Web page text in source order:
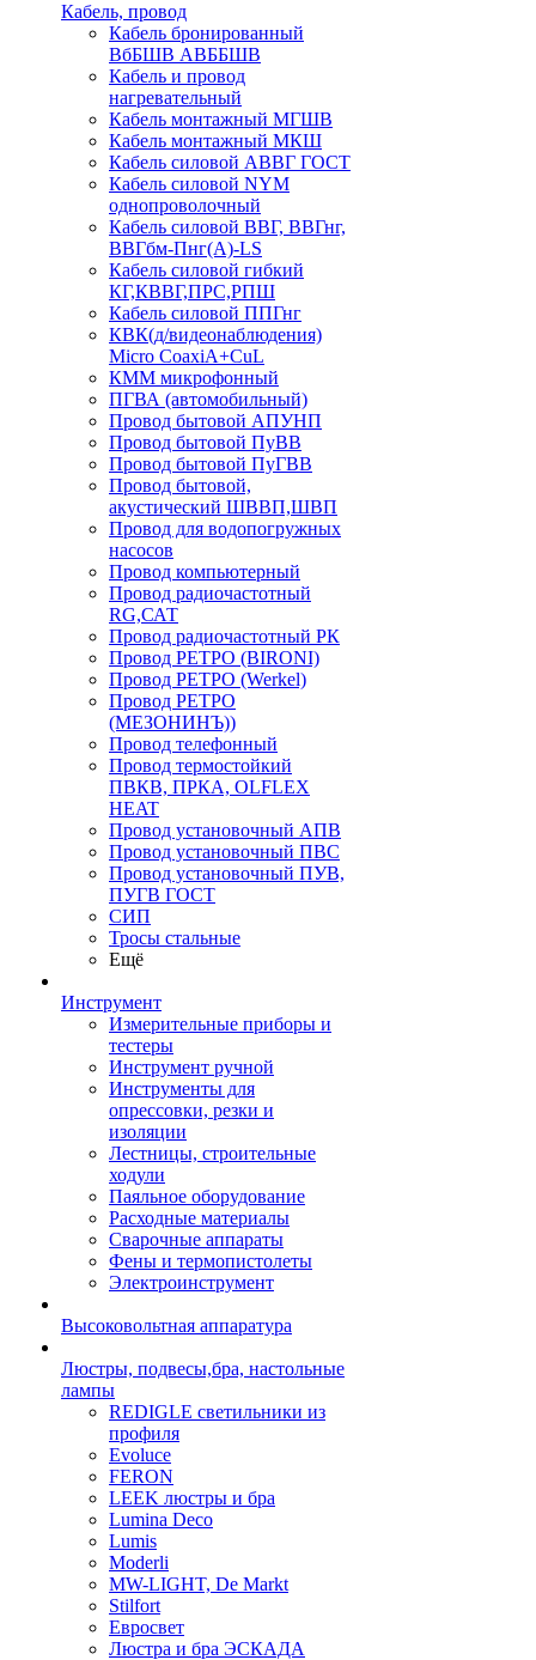
Кабель, провод
Кабель бронированный
ВбБШВ АВББШВ
Кабель и провод
нагревательный
Кабель монтажный МГШВ
Кабель монтажный МКШ
Кабель силовой АВВГ ГОСТ
Кабель силовой NYM
однопроволочный
Кабель силовой ВВГ, ВВГнг,
ВВГбм-Пнг(А)-LS
Кабель силовой гибкий
КГ,КВВГ,ПРС,РПШ
Кабель силовой ППГнг
КВК(д/видеонаблюдения)
Micro CoaxiA+CuL
КММ микрофонный
ПГВА (автомобильный)
Провод бытовой АПУНП
Провод бытовой ПуВВ
Провод бытовой ПуГВВ
Провод бытовой,
акустический ШВВП,ШВП
Провод для водопогружных
насосов
Провод компьютерный
Провод радиочастотный
RG,САТ
Провод радиочастотный РК
Провод РЕТРО (BIRONI)
Провод РЕТРО (Werkel)
Провод РЕТРО
(МЕЗОНИНЪ))
Провод телефонный
Провод термостойкий
ПВКВ, ПРКА, OLFLEX
HEAT
Провод установочный АПВ
Провод установочный ПВС
Провод установочный ПУВ,
ПУГВ ГОСТ
СИП
Тросы стальные
Ещё
Инструмент
Измерительные приборы и
тестеры
Инструмент ручной
Инструменты для
опрессовки, резки и
изоляции
Лестницы, строительные
ходули
Паяльное оборудование
Расходные материалы
Сварочные аппараты
Фены и термопистолеты
Электроинструмент
Высоковольтная аппаратура
Люстры, подвесы,бра, настольные
лампы
REDIGLE светильники из
профиля
Evoluce
FERON
LEEK люстры и бра
Lumina Deco
Lumis
Moderli
MW-LIGHT, De Markt
Stilfort
Евросвет
Люстра и бра ЭСКАДА